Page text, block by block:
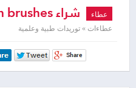
عطاء شراء floride tooth brushes
عطاءات » توريدات طبية وعلمية